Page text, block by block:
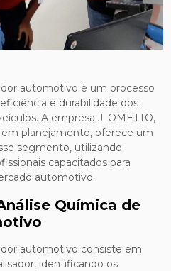
automotivo é um processo
e durabilidade dos
A empresa J. OMETTO,
em planejamento, oferece um
segmento, utilizando
capacitados para
automotivo.
Química de
automotivo consiste em
identificando os